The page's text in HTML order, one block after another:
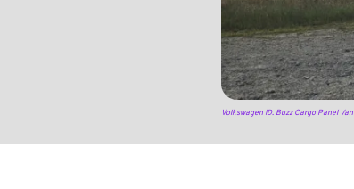
Volkswagen ID. Buzz Cargo Panel Van